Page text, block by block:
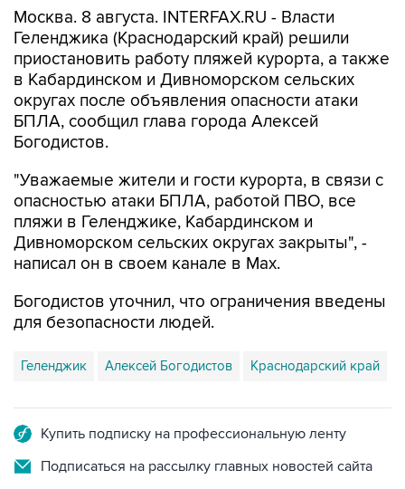
Москва. 8 августа. INTERFAX.RU - Власти
Геленджика (Краснодарский край) решили
приостановить работу пляжей курорта, а также
в Кабардинском и Дивноморском сельских
округах после объявления опасности атаки
БПЛА, сообщил глава города Алексей
Богодистов.
"Уважаемые жители и гости курорта, в связи с
опасностью атаки БПЛА, работой ПВО, все
пляжи в Геленджике, Кабардинском и
Дивноморском сельских округах закрыты", -
написал он в своем канале в Max.
Богодистов уточнил, что ограничения введены
для безопасности людей.
Геленджик Алексей Богодистов Краснодарский край
Купить подписку на профессиональную ленту
Подписаться на рассылку главных новостей сайта